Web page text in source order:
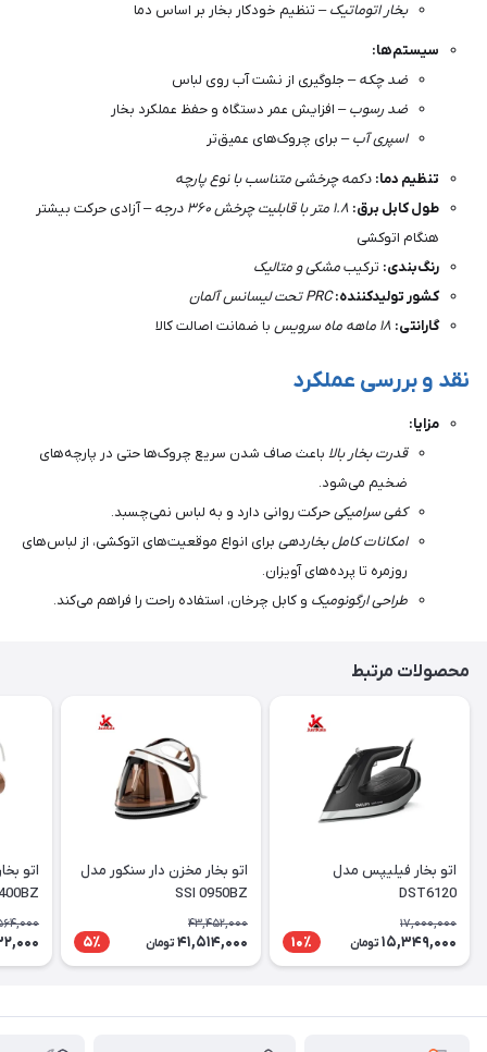
بخار اتوماتیک– تنظیم خودکار بخار بر اساس دما
سیستم‌ها:
ضد چکه– جلوگیری از نشت آب روی لباس
ضد رسوب– افزایش عمر دستگاه و حفظ عملکرد بخار
اسپری آب– برای چروک‌های عمیق‌تر
تنظیم دما: دکمه چرخشی متناسب با نوع پارچه
طول کابل برق: ۱.۸ متر با قابلیت چرخش ۳۶۰ درجه
– آزادی حرکت بیشتر
هنگام اتوکشی
رنگ‌بندی: ترکیبمشکی و متالیک
کشور تولیدکننده: PRC تحت لیسانس آلمان
گارانتی: ۱۸ ماهه ماه سرویس با ضمانت اصالت کالا
نقد و بررسی عملکرد
مزایا:
قدرت بخار بالاباعث صاف شدن سریع چروک‌ها حتی در پارچه‌های
ضخیم می‌شود.
کفی سرامیکیحرکت روانی دارد و به لباس نمی‌چسبد.
امکانات کامل بخاردهیبرای انواع موقعیت‌های اتوکشی، از لباس‌های
روزمره تا پرده‌های آویزان.
طراحی ارگونومیک و کابل چرخان، استفاده راحت را فراهم می‌کند.
محصولات مرتبط
اتو بخار فیلیپس مدل
DST6120
17,000,000
15,349,000 تومان 10٪
اتو بخار مخزن دار سنکور مدل
SSI 0950BZ
43,452,000
41,514,000 تومان 5٪